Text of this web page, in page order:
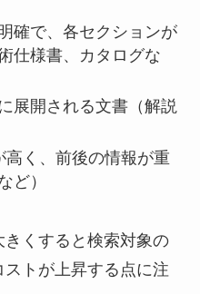
確で、各セクションが
仕様書、カタログな
展開される文書（解説
高く、前後の情報が重
ど）
くすると検索対象の
トが上昇する点に注